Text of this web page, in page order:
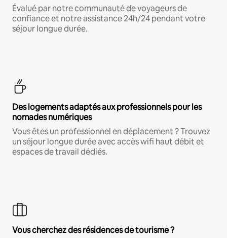
Évalué par notre communauté de voyageurs de
confiance et notre assistance 24h/24 pendant votre
séjour longue durée.
Des logements adaptés aux professionnels pour les
nomades numériques
Vous êtes un professionnel en déplacement ? Trouvez
un séjour longue durée avec accès wifi haut débit et
espaces de travail dédiés.
Vous cherchez des résidences de tourisme ?